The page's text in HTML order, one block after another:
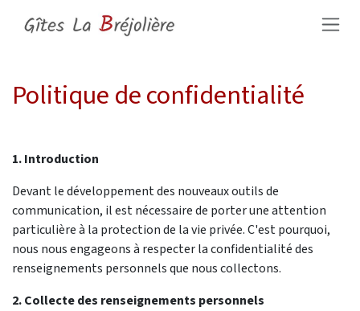
Politique de confidentialité
1. Introduction
Devant le développement des nouveaux outils de
communication, il est nécessaire de porter une attention
particulière à la protection de la vie privée. C'est pourquoi,
nous nous engageons à respecter la confidentialité des
renseignements personnels que nous collectons.
2. Collecte des renseignements personnels